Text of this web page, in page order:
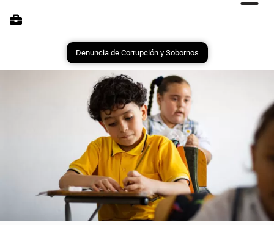
Denuncia de Corrupción y Sobornos